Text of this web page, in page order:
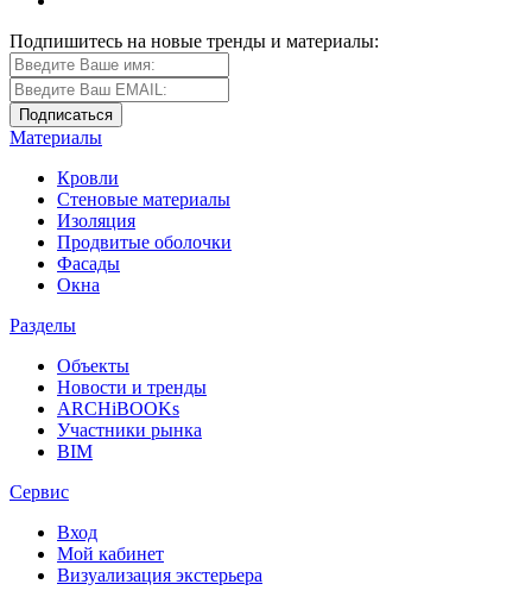
Подпишитесь на новые тренды и материалы:
Материалы
Кровли
Стеновые материалы
Изоляция
Продвитые оболочки
Фасады
Окна
Разделы
Объекты
Новости и тренды
ARCHiBOOKs
Участники рынка
BIM
Сервис
Вход
Мой кабинет
Визуализация экстерьера